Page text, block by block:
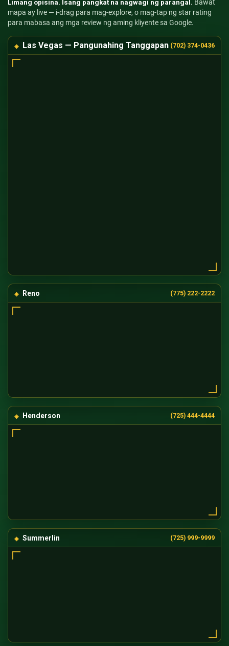
Limang opisina. Isang pangkat na nagwagi ng parangal. Bawat
mapa ay live — i-drag para mag-explore, o mag-tap ng star rating
para mabasa ang mga review ng aming kliyente sa Google.
Las Vegas — Pangunahing Tanggapan (702) 374-0436
Reno (775) 222-2222
Henderson (725) 444-4444
Summerlin (725) 999-9999